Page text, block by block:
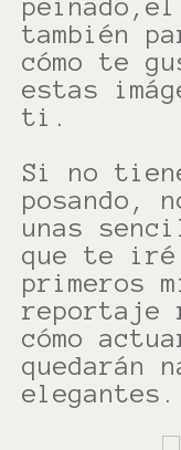
también
cómo te
estas
ti.
Si no
posando,
unas
que te iré
primeros
reportaje
cómo
quedarán
elegantes.